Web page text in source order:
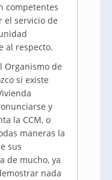
competentes
el servicio de
al respecto.
Organismo de
si existe
y
la CCM, o
maneras la
sus
de mucho, ya
nada